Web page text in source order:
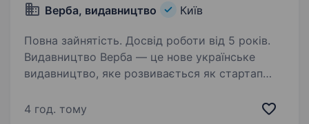
Верба, видавництво
Київ
Повна зайнятість. Досвід роботи від 5 років.
Видавництво Верба — це нове українське
видавництво, яке розвивається як стартап
команда, виробництво, маркетинг, перші
4 год. тому